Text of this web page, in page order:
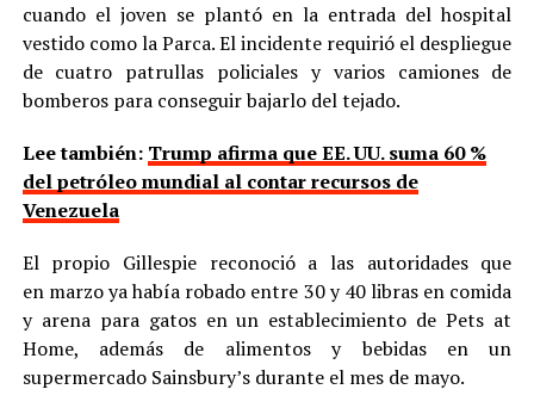
cuando el joven se plantó en la entrada del hospital
vestido como la Parca. El incidente requirió el despliegue
de cuatro patrullas policiales y varios camiones de
bomberos para conseguir bajarlo del tejado.
Lee también: Trump afirma que EE. UU. suma 60 %
del petróleo mundial al contar recursos de
Venezuela
El propio Gillespie reconoció a las autoridades que
en marzo ya había robado entre 30 y 40 libras en comida
y arena para gatos en un establecimiento de Pets at
Home, además de alimentos y bebidas en un
supermercado Sainsbury’s durante el mes de mayo.